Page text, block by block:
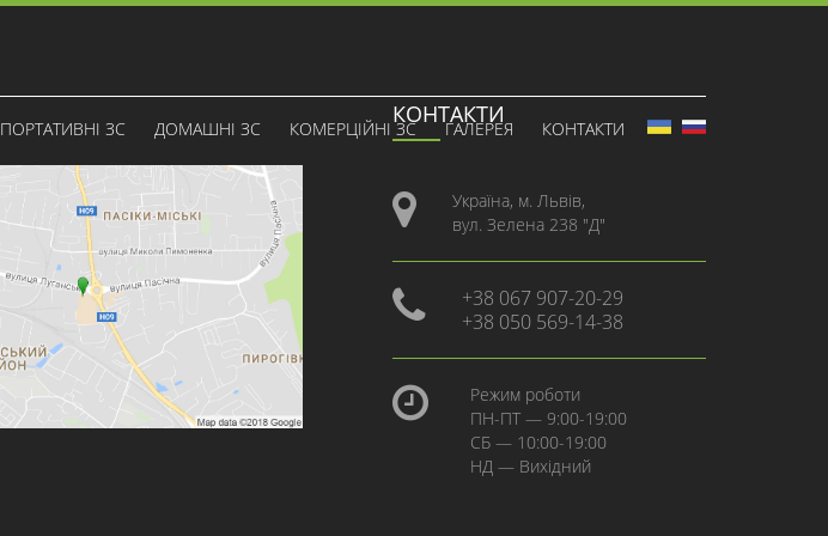
ПОРТАТИВНІ ЗС ДОМАШНІ ЗС КОМЕРЦІЙНІ ЗС ГАЛЕРЕЯ КОНТАКТИ
КОНТАКТИ
Україна, м. Львів,
вул. Зелена 238 "Д"
+38 067 907-20-29
+38 050 569-14-38
Режим роботи
ПН-ПТ — 9:00-19:00
СБ — 10:00-19:00
НД — Вихідний